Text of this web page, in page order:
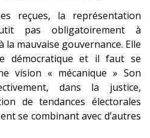
reçues, la représentation
pas obligatoirement à
la mauvaise gouvernance. Elle
démocratique et il faut se
vision « mécanique » Son
dans la justice,
de tendances électorales
se combinant avec d’autres